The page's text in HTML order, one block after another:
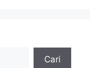
Cari